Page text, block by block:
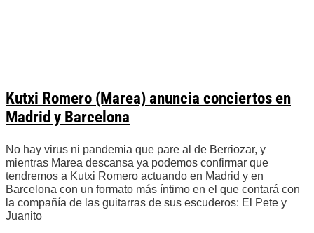
Kutxi Romero (Marea) anuncia conciertos en
Madrid y Barcelona
No hay virus ni pandemia que pare al de Berriozar, y
mientras Marea descansa ya podemos confirmar que
tendremos a Kutxi Romero actuando en Madrid y en
Barcelona con un formato más íntimo en el que contará con
la compañía de las guitarras de sus escuderos: El Pete y
Juanito